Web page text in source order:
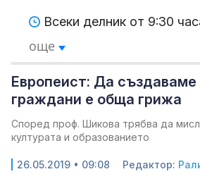
Всеки делник от 9:30
още
Европеист: Да създаваме
граждани е обща грижа
Според проф. Шикова трябва да
културата и образованието
26.05.2019 • 09:08 Редактор: